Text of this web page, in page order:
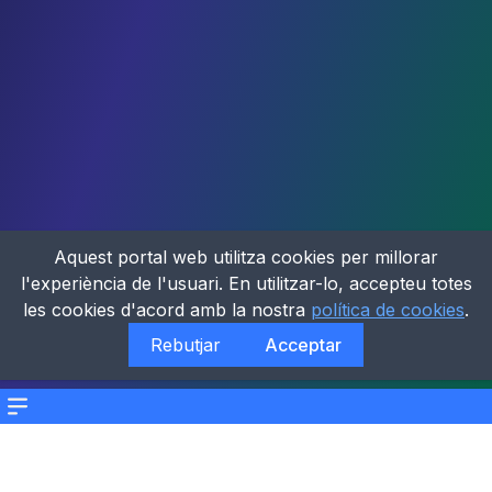
Menu
Aquest portal web utilitza cookies per millorar
l'experiència de l'usuari. En utilitzar-lo, accepteu totes
les cookies d'acord amb la nostra política de cookies.
Rebutjar
Acceptar